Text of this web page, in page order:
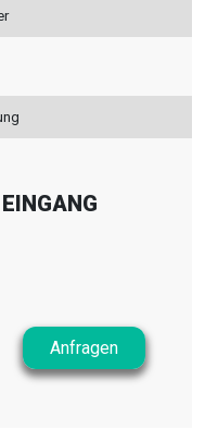
Anfragen